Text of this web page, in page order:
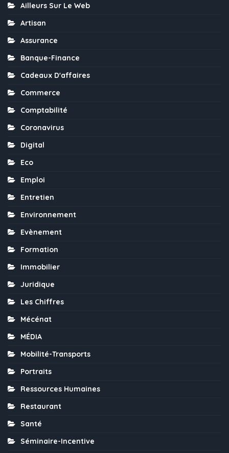
Ailleurs Sur Le Web
Artisan
Assurance
Banque-Finance
Cadeaux D'affaires
Commerce
Comptabilité
Coronavirus
Digital
Eco
Emploi
Entretien
Environnement
Evènement
Formation
Immobilier
Juridique
Les Chiffres
Mécénat
MÉDIA
Mobilité-Transports
Portraits
Ressources Humaines
Restaurant
Santé
Séminaire-Incentive